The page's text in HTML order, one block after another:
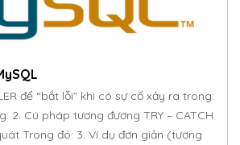
để “bắt lỗi” khi có sự cố xảy ra trong:
2. Cú pháp tương đương TRY – CATCH
Trong đó: 3. Ví dụ đơn giản (tương